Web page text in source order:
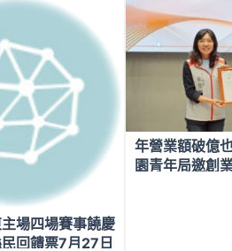
場四場賽事饒慶
回饋票7月27日
年營業額破億
園青年局邀創